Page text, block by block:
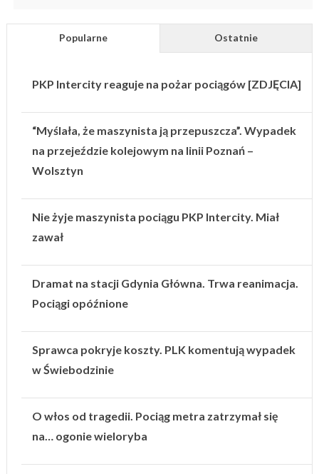
Popularne Ostatnie
PKP Intercity reaguje na pożar pociągów [ZDJĘCIA]
“Myślała, że maszynista ją przepuszcza”. Wypadek
na przejeździe kolejowym na linii Poznań –
Wolsztyn
Nie żyje maszynista pociągu PKP Intercity. Miał
zawał
Dramat na stacji Gdynia Główna. Trwa reanimacja.
Pociągi opóźnione
Sprawca pokryje koszty. PLK komentują wypadek
w Świebodzinie
O włos od tragedii. Pociąg metra zatrzymał się
na… ogonie wieloryba